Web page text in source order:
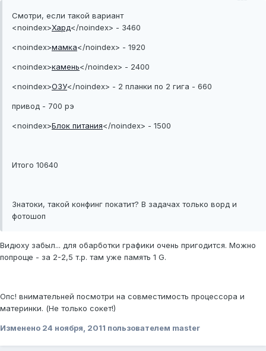
Смотри, если такой вариант
<noindex>Хард</noindex> - 3460
<noindex>мамка</noindex> - 1920
<noindex>камень</noindex> - 2400
<noindex>ОЗУ</noindex> - 2 планки по 2 гига - 660
привод - 700 рэ
<noindex>Блок питания</noindex> - 1500
Итого 10640
Знатоки, такой конфинг покатит? В задачах только ворд и
фотошоп
Видюху забыл... для обарботки графики очень пригодится. Можно
попроще - за 2-2,5 т.р. там уже память 1 G.
Опс! внимательней посмотри на совместимость процессора и
материнки. (Не только сокет!)
Изменено 24 ноября, 2011 пользователем master